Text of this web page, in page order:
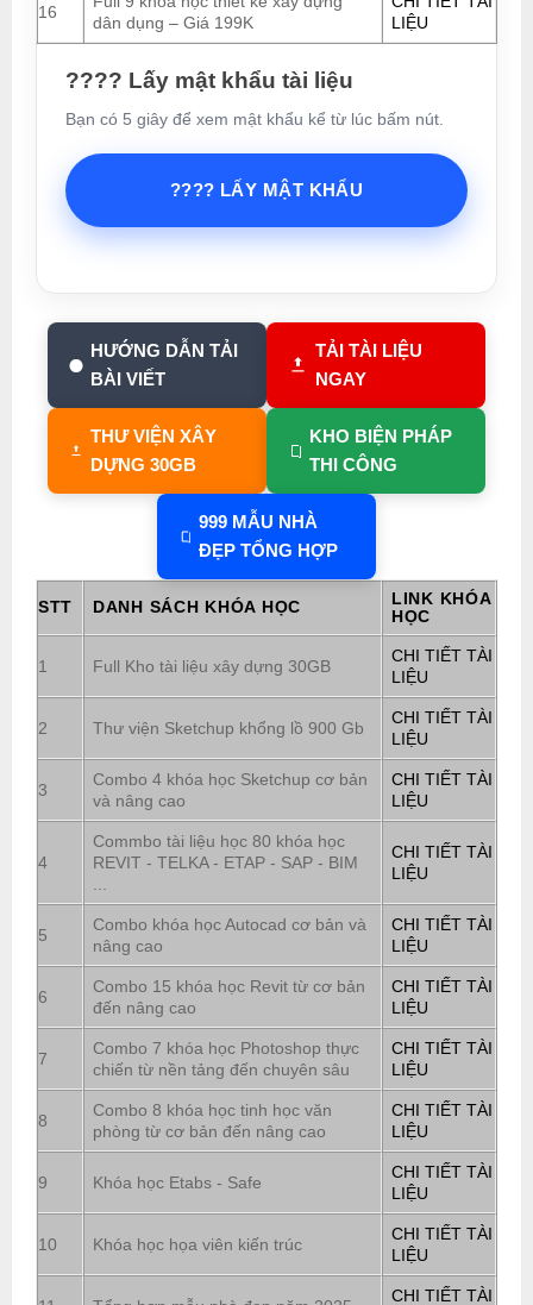
16
dân dụng – Giá 199K
LIỆU
???? Lấy mật khẩu tài liệu
Bạn có 5 giây để xem mật khẩu kể từ lúc bấm nút.
???? LẤY MẬT KHẨU
HƯỚNG DẪN TẢI
BÀI VIẾT
TẢI TÀI LIỆU
NGAY
THƯ VIỆN XÂY
DỰNG 30GB
KHO BIỆN PHÁP
THI CÔNG
999 MẪU NHÀ
ĐẸP TỔNG HỢP
STT DANH SÁCH KHÓA HỌC
LINK KHÓA
HỌC
1 Full Kho tài liệu xây dựng 30GB
CHI TIẾT TÀI
LIỆU
2 Thư viện Sketchup khổng lồ 900 Gb
CHI TIẾT TÀI
LIỆU
3
Combo 4 khóa học Sketchup cơ bản
và nâng cao
CHI TIẾT TÀI
LIỆU
4
Commbo tài liệu học 80 khóa học
REVIT - TELKA - ETAP - SAP - BIM
CHI TIẾT TÀI
LIỆU
5
Combo khóa học Autocad cơ bản và
nâng cao
CHI TIẾT TÀI
LIỆU
6
Combo 15 khóa học Revit từ cơ bản
đến nâng cao
CHI TIẾT TÀI
LIỆU
7
Combo 7 khóa học Photoshop thực
chiến từ nền tảng đến chuyên sâu
CHI TIẾT TÀI
LIỆU
8
Combo 8 khóa học tinh học văn
phòng từ cơ bản đến nâng cao
CHI TIẾT TÀI
LIỆU
9 Khóa học Etabs - Safe
CHI TIẾT TÀI
LIỆU
10 Khóa học họa viên kiến trúc
CHI TIẾT TÀI
LIỆU
CHI TIẾT TÀI